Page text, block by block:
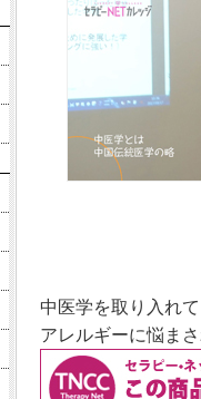
中医学を取り入れて
アレルギーに悩ま